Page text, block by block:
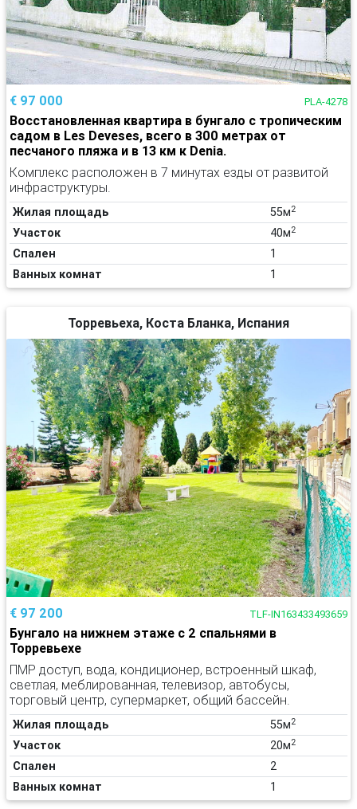
€ 97 000 PLA-4278
Восстановленная квартира в бунгало с тропическим
садом в Les Deveses, всего в 300 метрах от
песчаного пляжа и в 13 км к Denia.
Комплекс расположен в 7 минутах езды от развитой
инфраструктуры.
Жилая площадь 55м2
Участок 40м2
Спален
1
Ванных комнат
1
Торревьеха, Коста Бланка, Испания
€ 97 200 TLF-IN163433493659
Бунгало на нижнем этаже с 2 спальнями в
Торревьехе
ПМР доступ, вода, кондиционер, встроенный шкаф,
светлая, меблированная, телевизор, автобусы,
торговый центр, супермаркет, общий бассейн.
Жилая площадь 55м2
Участок 20м2
Спален
2
Ванных комнат
1